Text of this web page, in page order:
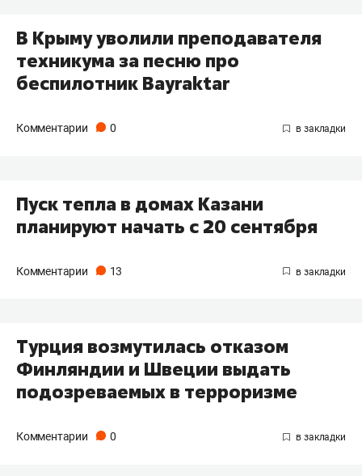
В Крыму уволили преподавателя
техникума за песню про
беспилотник Bayraktar
Комментарии 0
Пуск тепла в домах Казани
планируют начать с 20 сентября
Комментарии 13
Турция возмутилась отказом
Финляндии и Швеции выдать
подозреваемых в терроризме
Комментарии 0